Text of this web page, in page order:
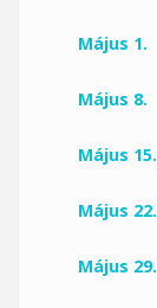
Május 1.
Május 8.
Május 15.
Május 22.
Május 29.